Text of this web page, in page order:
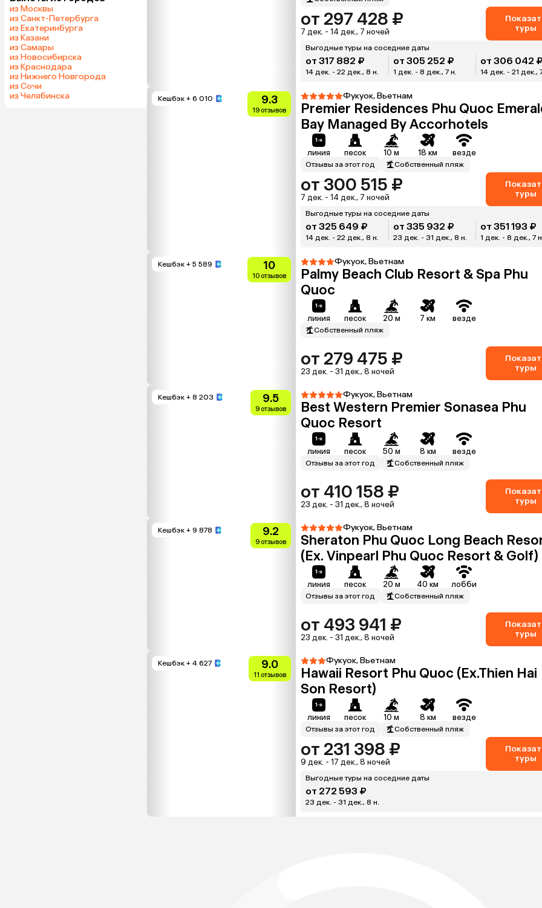
из Москвы
из Санкт-Петербурга
из Екатеринбурга
из Казани
из Самары
из Новосибирска
из Краснодара
из Нижнего Новгорода
из Сочи
из Челябинска
от 297 428 ₽
7 дек. - 14 дек., 7 ночей
туры
Выгодные туры на соседние даты
от 317 882 ₽
14 дек. - 22 дек., 8 н.
от 305 252 ₽
1 дек. - 8 дек., 7 н.
от 306 042
14 дек. - 21 дек.,
Кешбэк + 6 010 9.3
19 отзывов
Фукуок, Вьетнам
Premier Residences Phu Quoc
Bay Managed By Accorhotels
линия песок 10 м 18 км везде
Отзывы за этот год Собственный пляж
от 300 515 ₽
7 дек. - 14 дек., 7 ночей
туры
Выгодные туры на соседние даты
от 325 649 ₽
14 дек. - 22 дек., 8 н.
от 335 932 ₽
23 дек. - 31 дек., 8 н.
от 351 193 ₽
1 дек. - 8 дек., 7
Кешбэк + 5 589 10
10 отзывов
Фукуок, Вьетнам
Palmy Beach Club Resort & Spa Phu
Quoc
линия песок 20 м 7 км везде
Собственный пляж
от 279 475 ₽
23 дек. - 31 дек., 8 ночей
туры
Кешбэк + 8 203 9.5
9 отзывов
Фукуок, Вьетнам
Best Western Premier Sonasea Phu
Quoc Resort
линия песок 50 м 8 км везде
Отзывы за этот год Собственный пляж
от 410 158 ₽
23 дек. - 31 дек., 8 ночей
туры
Кешбэк + 9 878 9.2
9 отзывов
Фукуок, Вьетнам
Sheraton Phu Quoc Long Beach
(Ex. Vinpearl Phu Quoc Resort & Golf)
линия песок 20 м 40 км лобби
Отзывы за этот год Собственный пляж
от 493 941 ₽
23 дек. - 31 дек., 8 ночей
туры
Кешбэк + 4 627 9.0
11 отзывов
Фукуок, Вьетнам
Hawaii Resort Phu Quoc (Ex.Thien Hai
Son Resort)
линия песок 10 м 8 км везде
Отзывы за этот год Собственный пляж
от 231 398 ₽
9 дек. - 17 дек., 8 ночей
туры
Выгодные туры на соседние даты
от 272 593 ₽
23 дек. - 31 дек., 8 н.